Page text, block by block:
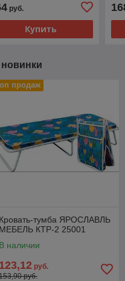
руб.
Купить
продаж
Кровать-тумба ЯРОСЛАВЛЬ
МЕБЕЛЬ КТР-2 25001
В наличии
123,12 руб.
руб.